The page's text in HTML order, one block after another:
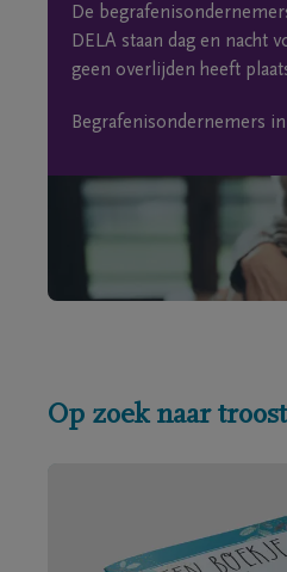
De
DELA staan dag en nacht
geen overlijden heeft
Begrafenisondernemers
Op zoek naar